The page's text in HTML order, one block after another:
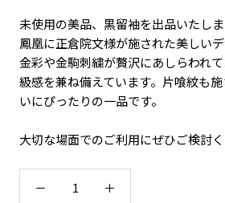
未使用の美品、黒留袖を出品いたしま
鳳凰に正倉院文様が施された美しいデ
金彩や金駒刺繍が贅沢にあしらわれ
級感を兼ね備えています。片喰紋も
いにぴったりの一品です。
大切な場面でのご利用にぜひご検討く